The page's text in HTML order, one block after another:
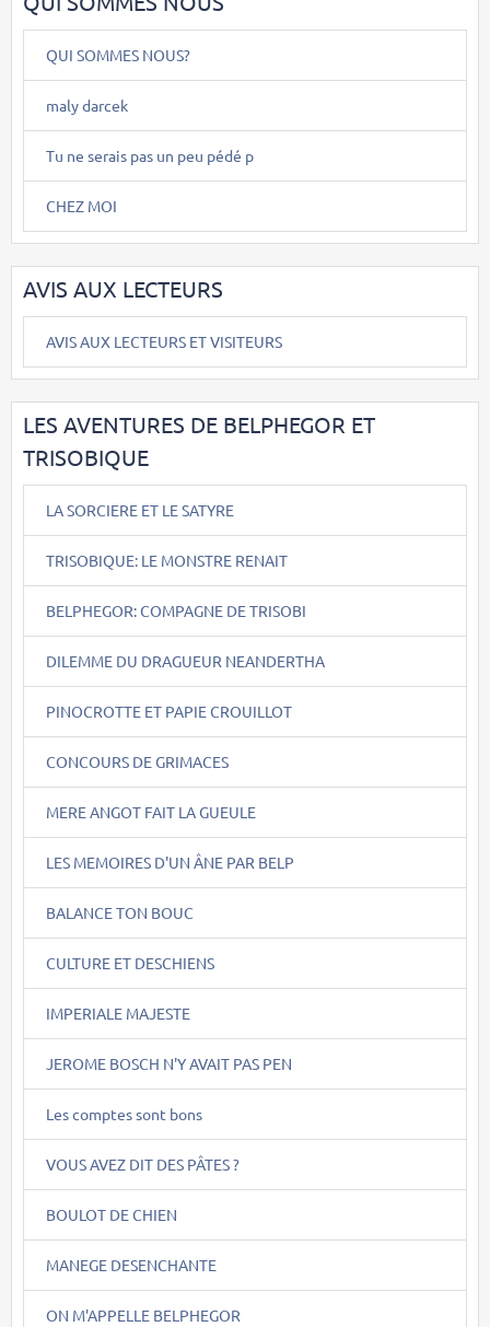
QUI SOMMES NOUS?
maly darcek
Tu ne serais pas un peu pédé p
CHEZ MOI
AVIS AUX LECTEURS
AVIS AUX LECTEURS ET VISITEURS
LES AVENTURES DE BELPHEGOR ET
TRISOBIQUE
LA SORCIERE ET LE SATYRE
TRISOBIQUE: LE MONSTRE RENAIT
BELPHEGOR: COMPAGNE DE TRISOBI
DILEMME DU DRAGUEUR NEANDERTHA
PINOCROTTE ET PAPIE CROUILLOT
CONCOURS DE GRIMACES
MERE ANGOT FAIT LA GUEULE
LES MEMOIRES D'UN ÂNE PAR BELP
BALANCE TON BOUC
CULTURE ET DESCHIENS
IMPERIALE MAJESTE
JEROME BOSCH N'Y AVAIT PAS PEN
Les comptes sont bons
VOUS AVEZ DIT DES PÂTES ?
BOULOT DE CHIEN
MANEGE DESENCHANTE
ON M'APPELLE BELPHEGOR